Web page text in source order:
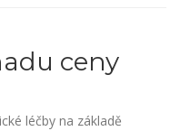
ceny
léčby na základě